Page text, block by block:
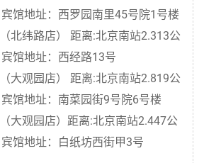
馆地址：西罗园南里45号院1号楼
北纬路店） 距离:北京南站2.313公
馆地址：西经路13号
大观园店） 距离:北京南站2.819公
馆地址：南菜园街9号院6号楼
大观园店）距离:北京南站2.447公
馆地址：白纸坊西街甲3号